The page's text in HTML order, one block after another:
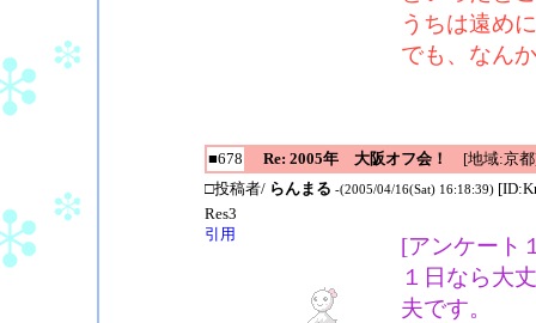
うちは遠め
でも、なん
■678 Re: 2005年 大阪オフ会！
[地域:京
□投稿者/ らんまる -(2005/04/16(Sat) 16:18:39)
Res3
引用
[アンケート
１日なら大丈
夫です。